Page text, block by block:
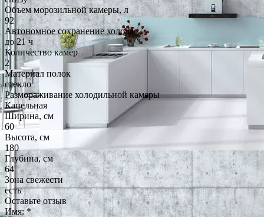
Объем морозильной камеры, л
92
Автономное сохранение холода
до 21 ч
Количество камер
2
Материал полок
стекло
Размораживание холодильной камеры
Капельная
Ширина, см
60
Высота, см
180
Глубина, см
64
Зона свежести
есть
Оставьте отзыв
Имя:*